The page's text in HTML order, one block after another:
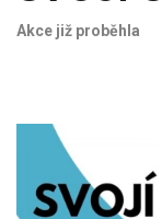
Akce již proběhla